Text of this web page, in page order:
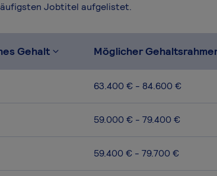
Jobtitel aufgelistet.
Gehalt Möglicher
63.400 € - 84.600 €
59.000 € - 79.400 €
59.400 € - 79.700 €